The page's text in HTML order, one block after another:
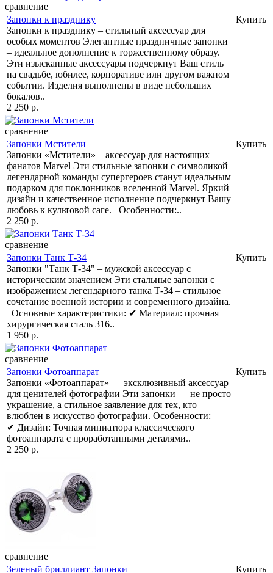
сравнение
Запонки к празднику
Запонки к празднику – стильный аксессуар для
особых моментов Элегантные праздничные запонки
– идеальное дополнение к торжественному образу.
Эти изысканные аксессуары подчеркнут Ваш стиль
на свадьбе, юбилее, корпоративе или другом важном
событии. Изделия выполнены в виде небольших
бокалов..
2 250 р.
Купить
сравнение
Запонки Мстители
Запонки «Мстители» – аксессуар для настоящих
фанатов Marvel Эти стильные запонки с символикой
легендарной команды супергероев станут идеальным
подарком для поклонников вселенной Marvel. Яркий
дизайн и качественное исполнение подчеркнут Вашу
любовь к культовой саге. Особенности:..
2 250 р.
Купить
сравнение
Запонки Танк Т-34
Запонки "Танк Т-34" – мужской аксессуар с
историческим значением Эти стальные запонки с
изображением легендарного танка Т-34 – стильное
сочетание военной истории и современного дизайна.
Основные характеристики: ✔ Материал: прочная
хирургическая сталь 316..
1 950 р.
Купить
сравнение
Запонки Фотоаппарат
Запонки «Фотоаппарат» — эксклюзивный аксессуар
для ценителей фотографии Эти запонки — не просто
украшение, а стильное заявление для тех, кто
влюблен в искусство фотографии. Особенности:
✔ Дизайн: Точная миниатюра классического
фотоаппарата с проработанными деталями..
2 250 р.
Купить
сравнение
Зеленый бриллиант Запонки
Купить